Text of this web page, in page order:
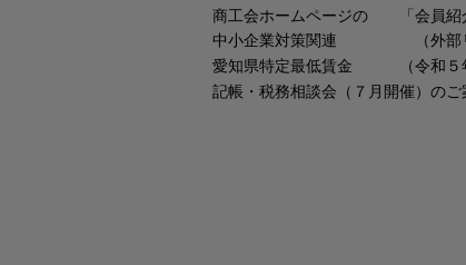
商工会ホームページの 「会員紹
中小企業対策関連 （外部リ
愛知県特定最低賃金 （令和５年
記帳・税務相談会（７月開催）のご